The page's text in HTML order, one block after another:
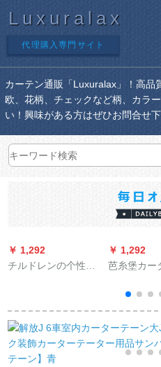
Luxuralax
代理購入専門サイト
カーテン通販「Luxuralax」！高品
欧、花柄、チェックなど柄、カラ
い！興味がある方はぜひお問合せ下
￥ 1,292
チルドレンの个性的
子供给部屋の寝室リ
フテルテで电气のま
まに完全に遮光しま
す。
￥ 1,292
芭糸堡カー
挂けけけけ
ーリングが
て切って热
ーターテー
ーン挂けて